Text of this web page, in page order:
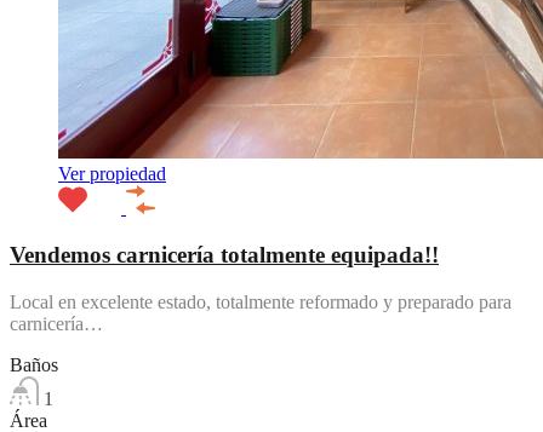
Ver propiedad
Vendemos carnicería totalmente equipada!!
Local en excelente estado, totalmente reformado y preparado para
carnicería…
Baños
1
Área